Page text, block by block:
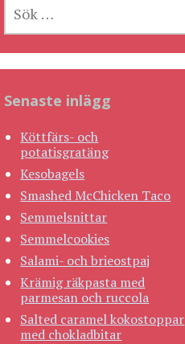
EFTER:
Senaste inlägg
Köttfärs- och
potatisgratäng
Kesobagels
Smashed McChicken Taco
Semmelsnittar
Semmelcookies
Salami- och brieostpaj
Krämig räkpasta med
parmesan och ruccola
Salted caramel kokostoppar
med chokladbitar